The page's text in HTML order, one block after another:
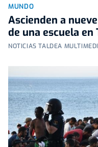
MUNDO
Ascienden a
de una escuela en
NOTICIAS TALDEA